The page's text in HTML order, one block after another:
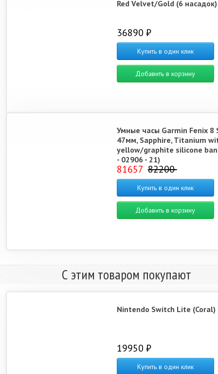
Red Velvet/Gold (6 насадок)
36890 ₽
Купить в один клик
Добавить в корзину
Умные часы Garmin Fenix 8
47мм, Sapphire, Titanium
yellow/graphite silicone
- 02906 - 21)
81657 82200
Купить в один клик
Добавить в корзину
С этим товаром покупают
Nintendo Switch Lite (Coral)
19950 ₽
Купить в один клик